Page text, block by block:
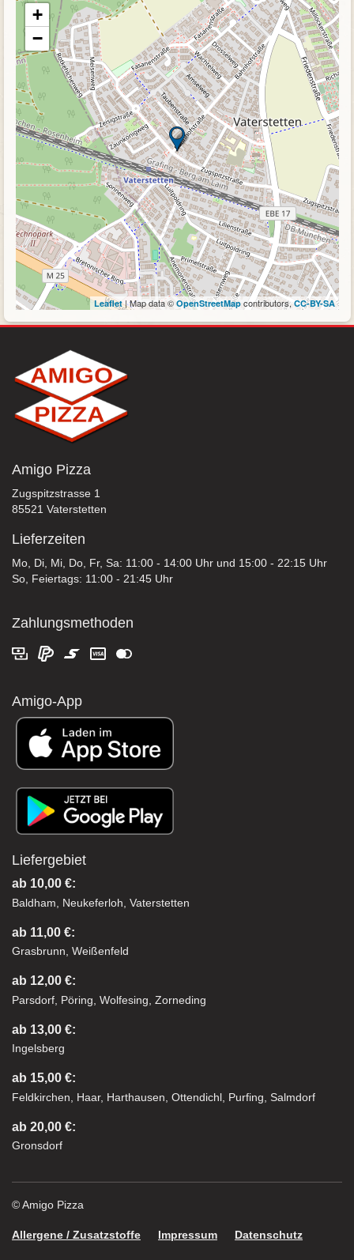
+
−
Leaflet| Map data © OpenStreetMapcontributors,CC-BY-SA
Amigo Pizza
Zugspitzstrasse 1
85521 Vaterstetten
Lieferzeiten
Mo, Di, Mi, Do, Fr, Sa: 11:00 - 14:00 Uhr und 15:00 - 22:15 Uhr
So, Feiertags: 11:00 - 21:45 Uhr
Zahlungsmethoden
Amigo-App
Liefergebiet
ab 10,00 €:
Baldham, Neukeferloh, Vaterstetten
ab 11,00 €:
Grasbrunn, Weißenfeld
ab 12,00 €:
Parsdorf, Pöring, Wolfesing, Zorneding
ab 13,00 €:
Ingelsberg
ab 15,00 €:
Feldkirchen, Haar, Harthausen, Ottendichl, Purfing, Salmdorf
ab 20,00 €:
Gronsdorf
© Amigo Pizza
Allergene / Zusatzstoffe Impressum Datenschutz